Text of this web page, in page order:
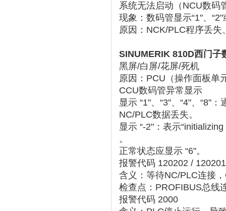
系统无法启动（NCU数码
现象 ：数码管显示“1"、
原因 ：NCK/PLC程序丢
SINUMERIK 810D西门子
黑屏/白屏/花屏/死机
原因：PCU（操作面板单
CCU数码管异常显示
显示 ‌ “1"、“3"、“4"、“8"
NC/PLC数据丢失‌。
显示 ‌ “-2" ：表示
。
正常状态应显示 ‌ “6"‌‌。
报警代码 120202 / 120201
含义：‌ 等待NC/PLC连接
检查点：PROFIBUS总线
报警代码 2000